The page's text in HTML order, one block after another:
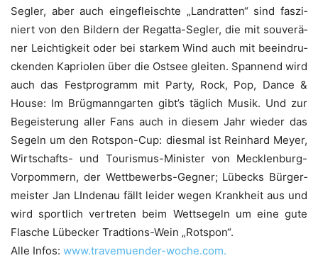
Seg­ler, aber auch ein­ge­fleisch­te „Land­rat­ten“ sind fas­zi­
niert von den Bil­dern der Regat­ta-Seg­ler, die mit sou­ve­rä­
ner Leich­tig­keit oder bei star­kem Wind auch mit beein­dru­
cken­den Kaprio­len über die Ost­see glei­ten. Span­nend wird
auch das Fest­pro­gramm mit Par­ty, Rock, Pop, Dance &
House: Im Brüg­mann­gar­ten gibt’s täg­lich Musik. Und zur
Begeis­te­rung aller Fans auch in ­die­sem Jahr wie­der das
Segeln um den ­Rots­pon-Cup: dies­mal ist Rein­hard Mey­er,
Wirt­schafts- und Tou­ris­mus-Minis­ter von Meck­len­burg-
Vor­pom­mern, der Wett­be­werbs-Geg­ner; Lübecks Bür­ger­
meis­ter Jan LIn­den­au fällt lei­der wegen Krank­heit aus und
wird sport­lich ver­tre­ten beim Wett­se­geln um eine gute
Fla­sche Lübe­cker Trad­ti­ons-Wein „Rots­pon“.
Alle Infos: www.travemuender-woche.com.